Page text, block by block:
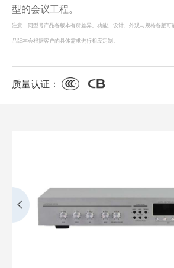
型的会议工程。
注意： 同型号产品各版本有所差异。功能、设计、外观与规格各版
品版本会根据客户的具体需求进行相应定制。
质量认证：